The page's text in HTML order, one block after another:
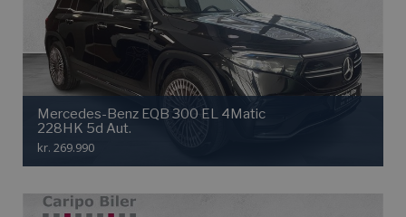
Mercedes-Benz EQB 300 EL 4Matic
228HK 5d Aut.
kr. 269.990